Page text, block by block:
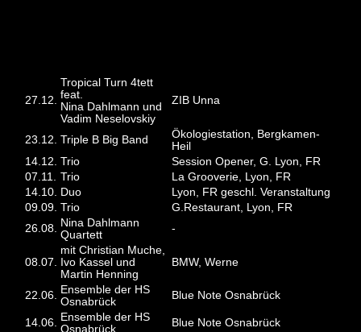
27.12.
Tropical Turn 4tett
feat.
Nina Dahlmann und
Vadim Neselovskiy
ZIB Unna
23.12. Triple B Big Band
Ökologiestation, Bergkamen-
Heil
14.12. Trio
Session Opener, G. Lyon, FR
07.11. Trio
La Grooverie, Lyon, FR
14.10. Duo
Lyon, FR geschl. Veranstaltung
09.09. Trio
G.Restaurant, Lyon, FR
26.08. Nina Dahlmann
Quartett
-
08.07.
mit Christian Muche,
Ivo Kassel und
Martin Henning
BMW, Werne
22.06. Ensemble der HS
Osnabrück
Blue Note Osnabrück
14.06. Ensemble der HS
Osnabrück
Blue Note Osnabrück